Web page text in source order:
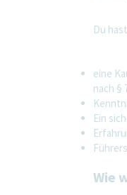
Du hast
eine
nach §
Ein
Wie